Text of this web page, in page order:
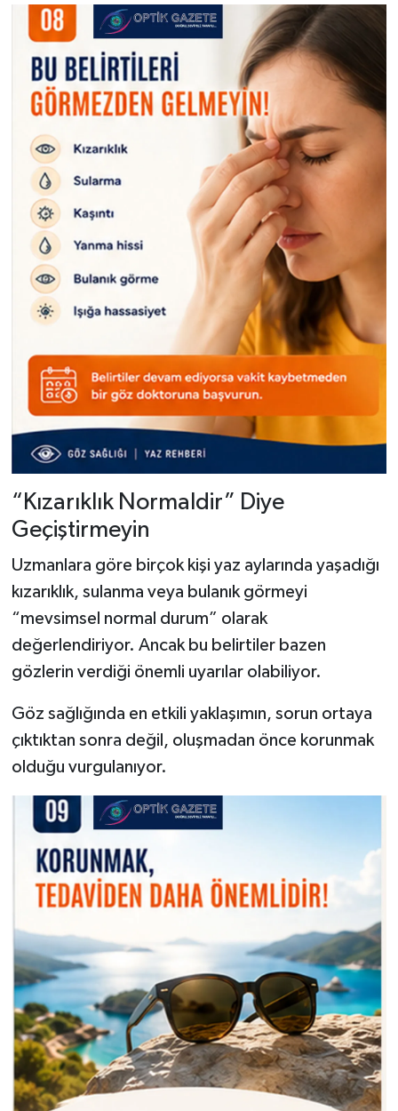
“Kızarıklık Normaldir” Diye
Geçiştirmeyin
Uzmanlara göre birçok kişi yaz aylarında yaşadığı
kızarıklık, sulanma veya bulanık görmeyi
“mevsimsel normal durum” olarak
değerlendiriyor. Ancak bu belirtiler bazen
gözlerin verdiği önemli uyarılar olabiliyor.
Göz sağlığında en etkili yaklaşımın, sorun ortaya
çıktıktan sonra değil, oluşmadan önce korunmak
olduğu vurgulanıyor.